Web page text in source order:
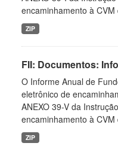
encaminhamento à CVM
ZIP
FII: Documentos:
O Informe Anual de
eletrônico de
ANEXO 39-V da
encaminhamento à CVM
ZIP